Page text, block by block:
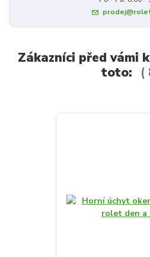
Zákazníci před vámi
toto: